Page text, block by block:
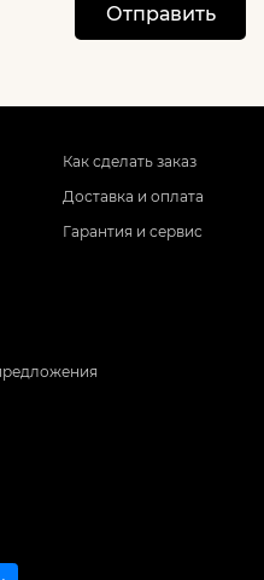
Отправить
Как сделать заказ
Доставка и оплата
Гарантия и сервис